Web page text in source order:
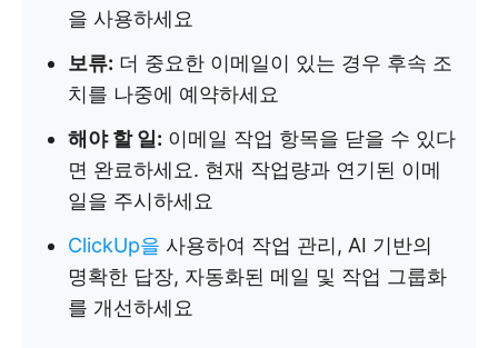
을 사용하세요
보류: 더 중요한 이메일이 있는 경우 후속 조
치를 나중에 예약하세요
해야 할 일: 이메일 작업 항목을 닫을 수 있다
면 완료하세요. 현재 작업량과 연기된 이메
일을 주시하세요
ClickUp을 사용하여 작업 관리, AI 기반의
명확한 답장, 자동화된 메일 및 작업 그룹화
를 개선하세요